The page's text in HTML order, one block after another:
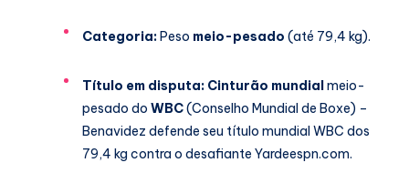
Categoria:Peso meio-pesado (até 79,4 kg).
Título em disputa: Cinturão mundialmeio-
pesado do WBC(Conselho Mundial de Boxe) –
Benavidez defende seu título mundial WBC dos
79,4 kg contra o desafiante Yardeespn.com.